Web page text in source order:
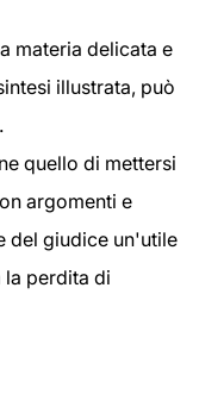
materia delicata e
illustrata, può
quello di mettersi
argomenti e
del giudice un'utile
la perdita di